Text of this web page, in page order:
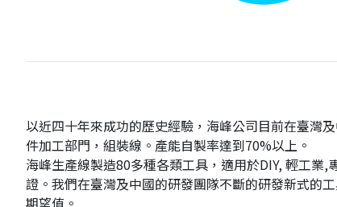
以近四十年來成功的歷史經驗，海峰公司目前在臺灣
件加工部門，組裝線。產能自製率達到70%以上。
海峰生產線製造80多種各類工具，適用於DIY, 輕工業
證。我們在臺灣及中國的研發團隊不斷的研發新式的
期望值。